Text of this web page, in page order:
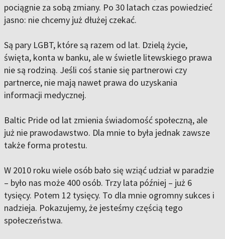
pociągnie za sobą zmiany. Po 30 latach czas powiedzieć
jasno: nie chcemy już dłużej czekać.
Są pary LGBT, które są razem od lat. Dzielą życie,
święta, konta w banku, ale w świetle litewskiego prawa
nie są rodziną. Jeśli coś stanie się partnerowi czy
partnerce, nie mają nawet prawa do uzyskania
informacji medycznej.
Baltic Pride od lat zmienia świadomość społeczną, ale
już nie prawodawstwo. Dla mnie to była jednak zawsze
także forma protestu.
W 2010 roku wiele osób bało się wziąć udział w paradzie
– było nas może 400 osób. Trzy lata później – już 6
tysięcy. Potem 12 tysięcy. To dla mnie ogromny sukces i
nadzieja. Pokazujemy, że jesteśmy częścią tego
społeczeństwa.